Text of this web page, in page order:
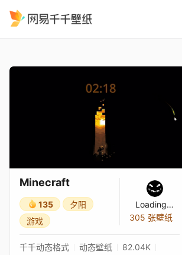
Minecraft
135
夕阳
游戏
Loading…
305 张壁纸
千千动态格式 动态壁纸
82.04K